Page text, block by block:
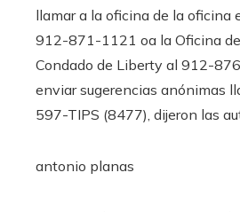
llamar a la oficina de la oficina
912-871-1121 oa la Oficina
Condado de Liberty al 912-
enviar sugerencias anónimas
597-TIPS (8477), dijeron las
antonio planas